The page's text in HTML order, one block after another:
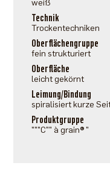
weiß
Technik
Trockentechniken
Oberflächengruppe
fein strukturiert
Oberfläche
leicht gekörnt
Leimung/Bindung
spiralisiert kurze
Produktgruppe
"""C"" à grain® "